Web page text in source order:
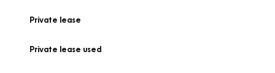
Private lease
Private lease used